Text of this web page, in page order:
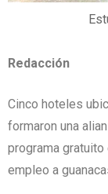
Redacción
Cinco hoteles
formaron una
programa
empleo a